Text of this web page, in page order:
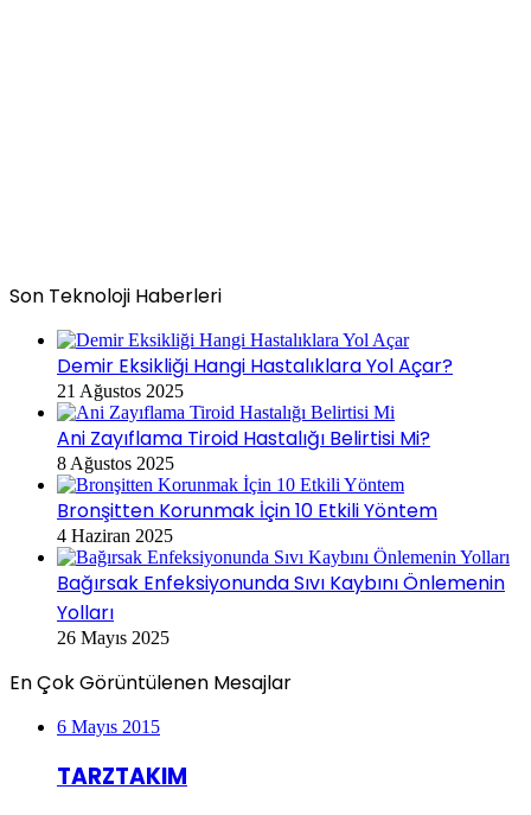
Son Teknoloji Haberleri
Demir Eksikliği Hangi Hastalıklara Yol Açar?
21 Ağustos 2025
Ani Zayıflama Tiroid Hastalığı Belirtisi Mi?
8 Ağustos 2025
Bronşitten Korunmak İçin 10 Etkili Yöntem
4 Haziran 2025
Bağırsak Enfeksiyonunda Sıvı Kaybını Önlemenin
Yolları
26 Mayıs 2025
En Çok Görüntülenen Mesajlar
6 Mayıs 2015
TARZTAKIM